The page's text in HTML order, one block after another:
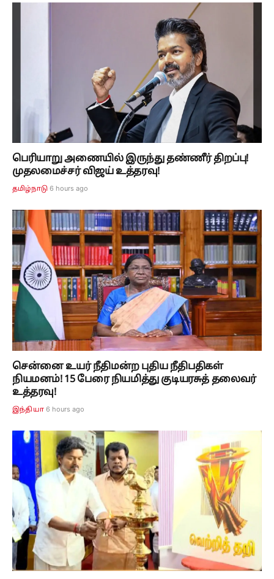
பெரியாறு அணையில் இருந்து தண்ணீர் திறப்பு!
முதலமைச்சர் விஜய் உத்தரவு!
தமிழ்நாடு 6 hours ago
சென்னை உயர் நீதிமன்ற புதிய நீதிபதிகள்
நியமனம்! 15 பேரை நியமித்து குடியரசுத் தலைவர்
உத்தரவு!
இந்தியா 6 hours ago